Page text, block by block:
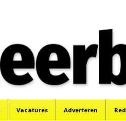
Vacatures Adverteren